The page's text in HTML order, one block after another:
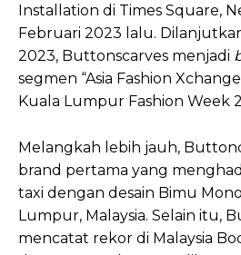
Installation di Times Square,
Februari 2023 lalu.
2023, Buttonscarves menjadi
segmen “Asia Fashion
Kuala Lumpur Fashion Week
Melangkah lebih jauh,
brand pertama yang
taxi dengan desain Bimu
Lumpur, Malaysia. Selain itu,
mencatat rekor di Malaysia